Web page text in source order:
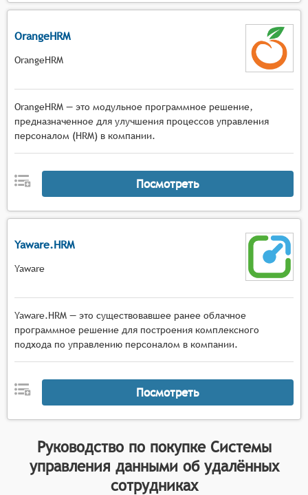
OrangeHRM
OrangeHRM
OrangeHRM — это модульное программное решение,
предназначенное для улучшения процессов управления
персоналом (HRM) в компании.
Посмотреть
Yaware.HRM
Yaware
Yaware.HRM — это существовавшее ранее облачное
программное решение для построения комплексного
подхода по управлению персоналом в компании.
Посмотреть
Руководство по покупке Системы
управления данными об удалённых
сотрудниках